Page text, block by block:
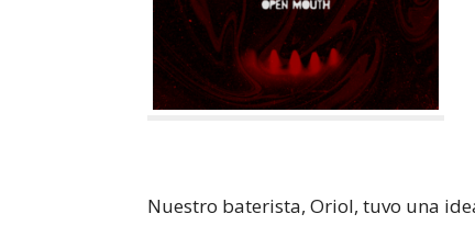
Nuestro baterista, Oriol, tuvo una